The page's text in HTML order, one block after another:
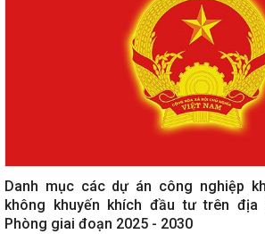
Danh mục các dự án công nghiệp
không khuyến khích đầu tư trên địa
Phòng giai đoạn 2025 - 2030